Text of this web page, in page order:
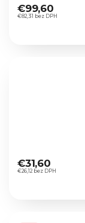
hodnotenie
produktu
€82,31 bez DPH
€99,60
hodnotenie
produktu
€26,12 bez DPH
€31,60